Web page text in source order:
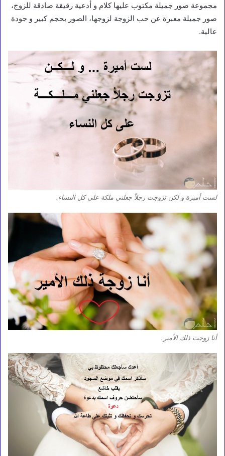
مجموعة صور جميلة مكتوب عليها كلام و أدعية رقيقة صادقة للزوج،
صور جميلة معبرة عن حب الزوجة لزوجها، الصور بحجم كبير و جودة
عالية.
لست أميرة و لكن تزوجت رجلاً جعلني ملكة على كل النساء.
أنا زوجت ذلك الأمير.